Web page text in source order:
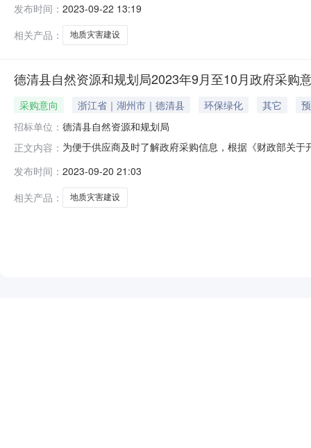
多种影响因素，特别是地形、地层岩性、降水、人工挖
施后，在无外界不可抗力干扰下，工
发布时间： 2023-09-22 13:19
相关产品：
地质灾害建设
德清县自然资源和规划局2023年9月至10月政府采购
采购意向 浙江省｜湖州市｜德清县 环保绿化 其它
招标单位： 德清县自然资源和规划局
正文内容： 为便于供应商及时了解政府采购信息，根据《财政部关
湖州市地质灾害防治方案》（湖地灾防联办〔2023〕2
位政府采
发布时间： 2023-09-20 21:03
相关产品：
地质灾害建设